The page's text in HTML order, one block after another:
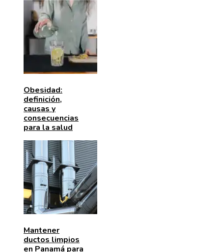
Obesidad:
definición,
causas y
consecuencias
para la salud
Mantener
ductos limpios
en Panamá para